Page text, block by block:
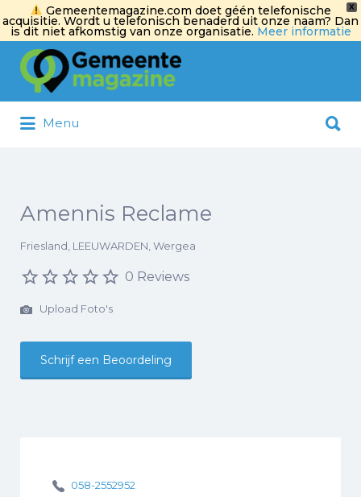
X
Gemeentemagazine.com doet géén telefonische
acquisitie. Wordt u telefonisch benaderd uit onze naam? Dan
is dit niet afkomstig van onze organisatie. Meer informatie
Zoek
naar:
Menu
naar:
Amennis Reclame
Friesland, LEEUWARDEN, Wergea
0 Reviews
Upload Foto's
Schrijf een Beoordeling
058-2552952